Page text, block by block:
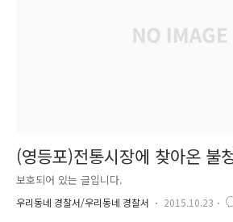
(영등포)전통시장에 찾아온 불
보호되어 있는 글입니다.
우리동네 경찰서/우리동네 경찰서 2015.10.23